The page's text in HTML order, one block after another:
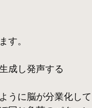
す。
成し発声する
うに脳が分業化して